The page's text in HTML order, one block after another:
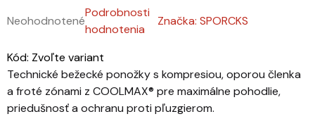
Priemerné hodnotenie produktu je 0,0 z 5 hviezdičiek.
Neohodnotené
Podrobnosti
hodnotenia
Značka: SPORCKS
Kód: Zvoľte variant
Technické bežecké ponožky s kompresiou, oporou členka
a froté zónami z COOLMAX® pre maximálne pohodlie,
priedušnosť a ochranu proti pľuzgierom.